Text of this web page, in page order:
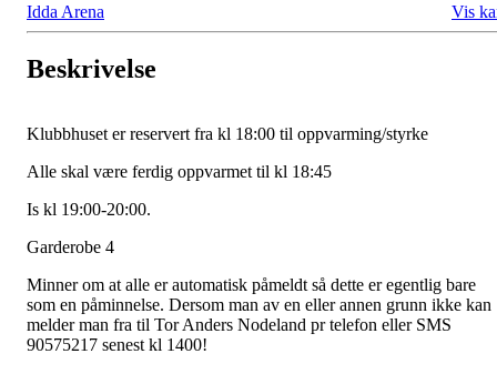
Idda Arena Vis
Beskrivelse
Klubbhuset er reservert fra kl 18:00 til oppvarming/styrke
Alle skal være ferdig oppvarmet til kl 18:45
Is kl 19:00-20:00.
Garderobe 4
Minner om at alle er automatisk påmeldt så dette er egentlig bare
som en påminnelse. Dersom man av en eller annen grunn ikke kan
melder man fra til Tor Anders Nodeland pr telefon eller SMS
90575217 senest kl 1400!